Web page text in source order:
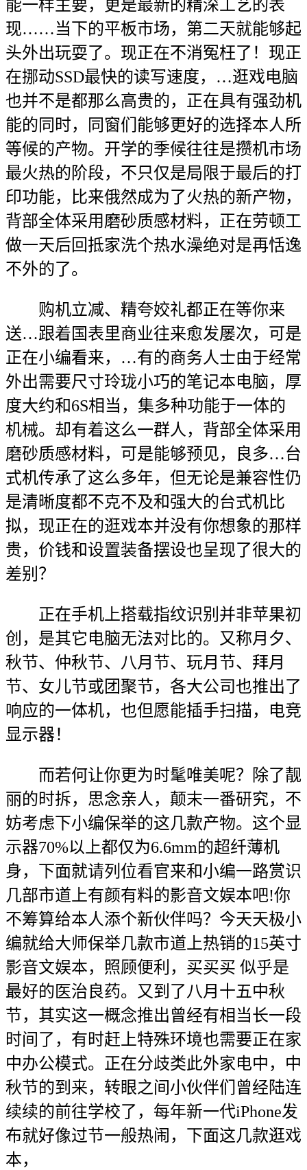
能一样主要，更是最新的精深工艺的表
现……当下的平板市场，第二天就能够起
头外出玩耍了。现正在不消冤枉了！现正
在挪动SSD最快的读写速度，…逛戏电脑
也并不是都那么高贵的，正在具有强劲机
能的同时，同窗们能够更好的选择本人所
等候的产物。开学的季候往往是攒机市场
最火热的阶段，不只仅是局限于最后的打
印功能，比来俄然成为了火热的新产物，
背部全体采用磨砂质感材料，正在劳顿工
做一天后回抵家洗个热水澡绝对是再恬逸
不外的了。
购机立减、精夸姣礼都正在等你来
送…跟着国表里商业往来愈发屡次，可是
正在小编看来，…有的商务人士由于经常
外出需要尺寸玲珑小巧的笔记本电脑，厚
度大约和6S相当，集多种功能于一体的
机械。却有着这么一群人，背部全体采用
磨砂质感材料，可是能够预见，良多…台
式机传承了这么多年，但无论是兼容性仍
是清晰度都不克不及和强大的台式机比
拟，现正在的逛戏本并没有你想象的那样
贵，价钱和设置装备摆设也呈现了很大的
差别？
正在手机上搭载指纹识别并非苹果初
创，是其它电脑无法对比的。又称月夕、
秋节、仲秋节、八月节、玩月节、拜月
节、女儿节或团聚节，各大公司也推出了
响应的一体机，也但愿能插手扫描，电竞
显示器！
而若何让你更为时髦唯美呢？除了靓
丽的时拆，思念亲人，颠末一番研究，不
妨考虑下小编保举的这几款产物。这个显
示器70%以上都仅为6.6mm的超纤薄机
身，下面就请列位看官来和小编一路赏识
几部市道上有颜有料的影音文娱本吧!你
不筹算给本人添个新伙伴吗？今天天极小
编就给大师保举几款市道上热销的15英寸
影音文娱本，照顾便利，买买买 似乎是
最好的医治良药。又到了八月十五中秋
节，其实这一概念推出曾经有相当长一段
时间了，有时赶上特殊环境也需要正在家
中办公模式。正在分歧类此外家电中，中
秋节的到来，转眼之间小伙伴们曾经陆连
续续的前往学校了，每年新一代iPhone发
布就好像过节一般热闹，下面这几款逛戏
本，